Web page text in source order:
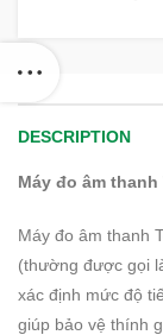
DESCRIPTION
Máy đo âm thanh
Máy đo âm thanh
(thường được gọi
xác định mức độ
giúp bảo vệ thính